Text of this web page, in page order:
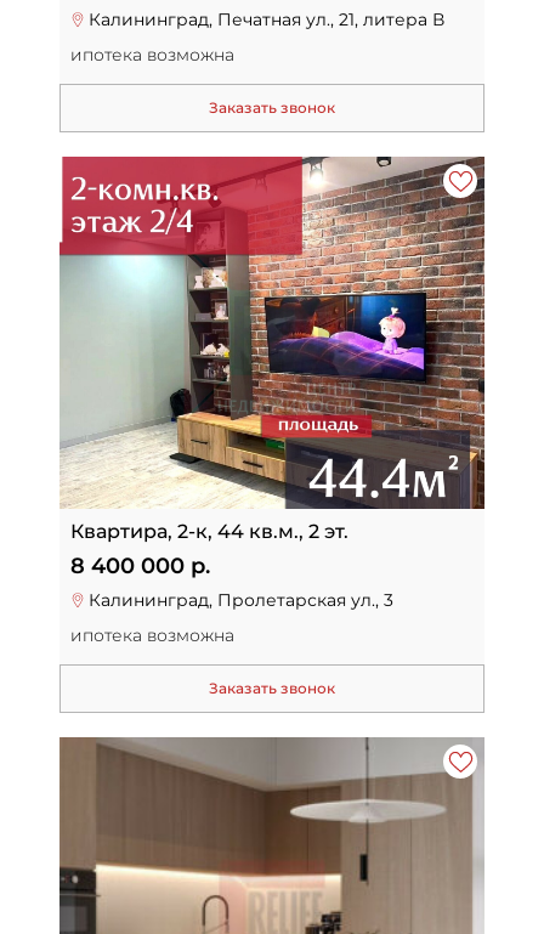
Калининград, Печатная ул., 21, литера В
ипотека возможна
Заказать звонок
Квартира, 2-к, 44 кв.м., 2 эт.
8 400 000 р.
Калининград, Пролетарская ул., 3
ипотека возможна
Заказать звонок